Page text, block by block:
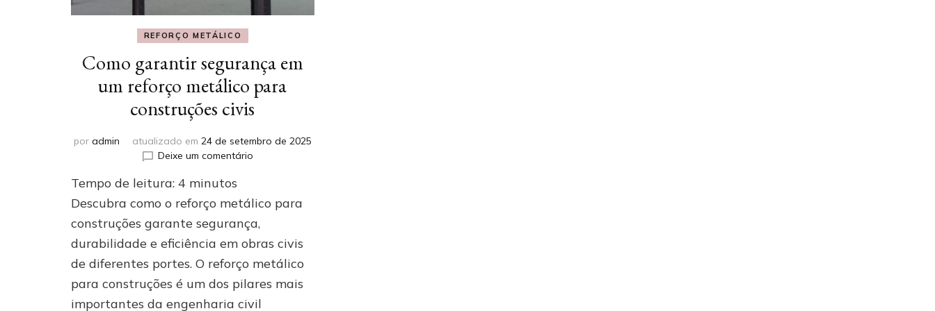
REFORÇO METÁLICO
Como garantir segurança em
um reforço metálico para
construções civis
por admin atualizado em 24 de setembro de 2025
Deixe um comentárioem
segurança
um
reforço
metálico
para
construções
civis
Tempo de leitura: 4 minutos
Descubra como o reforço metálico para
construções garante segurança,
durabilidade e eficiência em obras civis
de diferentes portes. O reforço metálico
para construções é um dos pilares mais
importantes da engenharia civil